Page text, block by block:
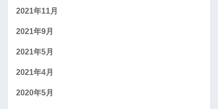
2021年11月
2021年9月
2021年5月
2021年4月
2020年5月